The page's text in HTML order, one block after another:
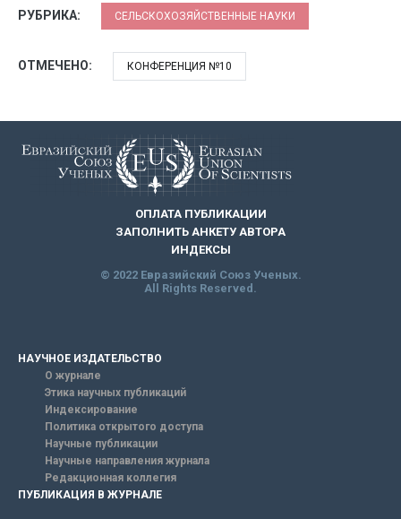
РУБРИКА: СЕЛЬСКОХОЗЯЙСТВЕННЫЕ НАУКИ
ОТМЕЧЕНО: КОНФЕРЕНЦИЯ №10
ОПЛАТА ПУБЛИКАЦИИ
ЗАПОЛНИТЬ АНКЕТУ АВТОРА
ИНДЕКСЫ
© 2022 Евразийский Союз Ученых.
All Rights Reserved.
НАУЧНОЕ ИЗДАТЕЛЬСТВО
О журнале
Этика научных публикаций
Индексирование
Политика открытого доступа
Научные публикации
Научные направления журнала
Редакционная коллегия
ПУБЛИКАЦИЯ В ЖУРНАЛЕ